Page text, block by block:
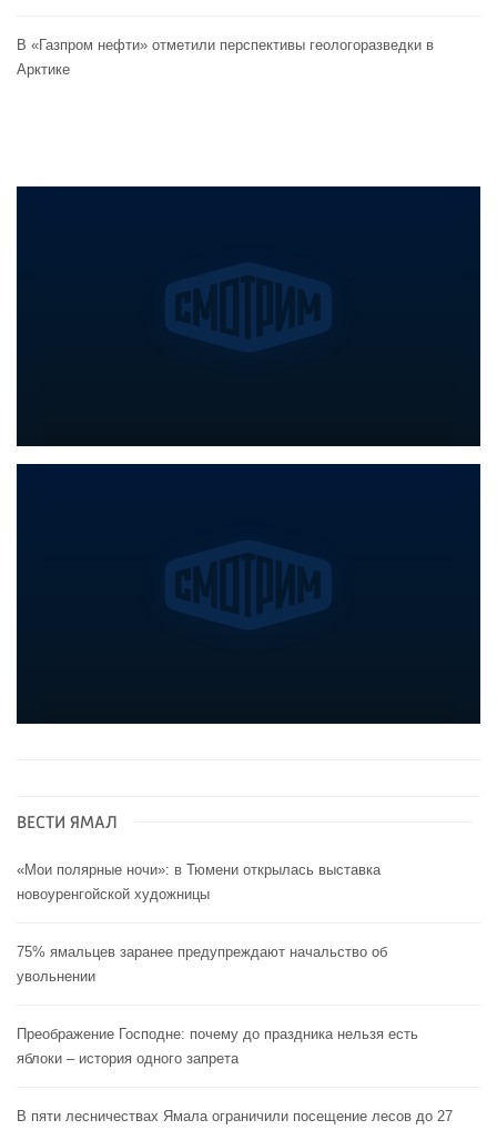
В «Газпром нефти» отметили перспективы геологоразведки в
Арктике
ВЕСТИ ЯМАЛ
«Мои полярные ночи»: в Тюмени открылась выставка
новоуренгойской художницы
75% ямальцев заранее предупреждают начальство об
увольнении
Преображение Господне: почему до праздника нельзя есть
яблоки – история одного запрета
В пяти лесничествах Ямала ограничили посещение лесов до 27